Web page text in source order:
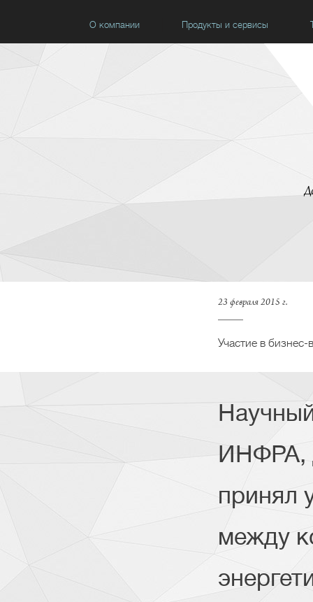
О компании Продукты и сервисы
23 февраля 2015 г.
Участие в
ИНФРА,
принял
между